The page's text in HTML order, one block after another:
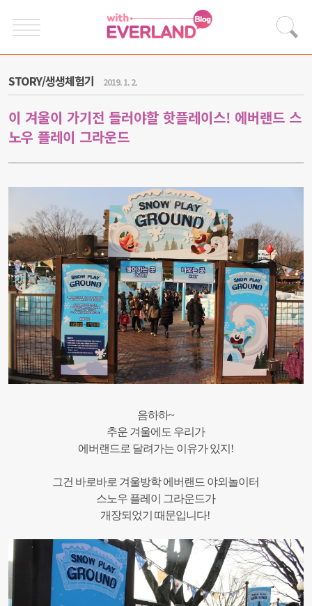
STORY/생생체험기 2019. 1. 2.
이 겨울이 가기전 들러야할 핫플레이스! 에버랜드 스
노우 플레이 그라운드
음하하~
추운 겨울에도 우리가
에버랜드로 달려가는 이유가 있지!
그건 바로바로 겨울방학 에버랜드 야외놀이터
스노우 플레이 그라운드가
개장되었기 때문입니다!